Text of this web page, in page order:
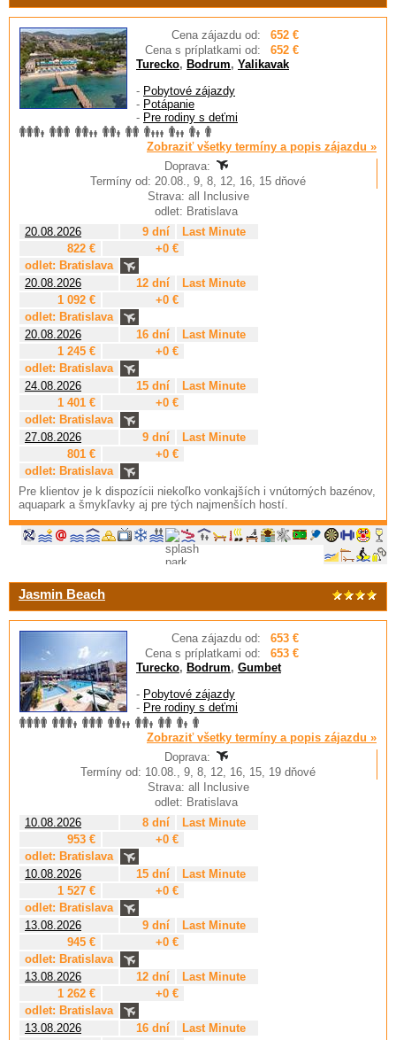
Cena zájazdu od:
652 €
Cena s príplatkami od:
652 €
Turecko, Bodrum, Yalikavak
- Pobytové zájazdy
- Potápanie
- Pre rodiny s deťmi
Zobraziť všetky termíny a popis zájazdu »
Doprava:
Termíny od: 20.08., 9, 8, 12, 16, 15 dňové
Strava: all Inclusive
odlet: Bratislava
20.08.2026
9 dní
Last Minute
822 €
+0 €
odlet: Bratislava
20.08.2026
12 dní
Last Minute
1 092 €
+0 €
odlet: Bratislava
20.08.2026
16 dní
Last Minute
1 245 €
+0 €
odlet: Bratislava
24.08.2026
15 dní
Last Minute
1 401 €
+0 €
odlet: Bratislava
27.08.2026
9 dní
Last Minute
801 €
+0 €
odlet: Bratislava
Pre klientov je k dispozícii niekoľko vonkajších i vnútorných bazénov,
aquapark a šmykľavky aj pre tých najmenších hostí.
Jasmin Beach
Cena zájazdu od:
653 €
Cena s príplatkami od:
653 €
Turecko, Bodrum, Gumbet
- Pobytové zájazdy
- Pre rodiny s deťmi
Zobraziť všetky termíny a popis zájazdu »
Doprava:
Termíny od: 10.08., 9, 8, 12, 16, 15, 19 dňové
Strava: all Inclusive
odlet: Bratislava
10.08.2026
8 dní
Last Minute
953 €
+0 €
odlet: Bratislava
10.08.2026
15 dní
Last Minute
1 527 €
+0 €
odlet: Bratislava
13.08.2026
9 dní
Last Minute
945 €
+0 €
odlet: Bratislava
13.08.2026
12 dní
Last Minute
1 262 €
+0 €
odlet: Bratislava
13.08.2026
16 dní
Last Minute